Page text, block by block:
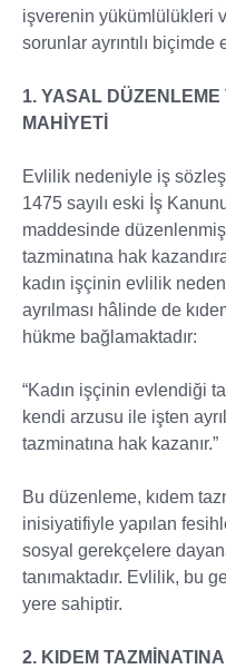
işverenin yükümlülükleri
sorunlar ayrıntılı biçimde
1. YASAL
MAHİYETİ
Evlilik nedeniyle iş
1475 sayılı eski İş
maddesinde
tazminatına hak
kadın işçinin evlilik
ayrılması hâlinde de
hükme bağlamaktadır:
“Kadın işçinin evlendiği
kendi arzusu ile işten
tazminatına hak kazanır.”
Bu düzenleme, kıdem
inisiyatifiyle yapılan
sosyal gerekçelere
tanımaktadır. Evlilik, bu
yere sahiptir.
2. KIDEM